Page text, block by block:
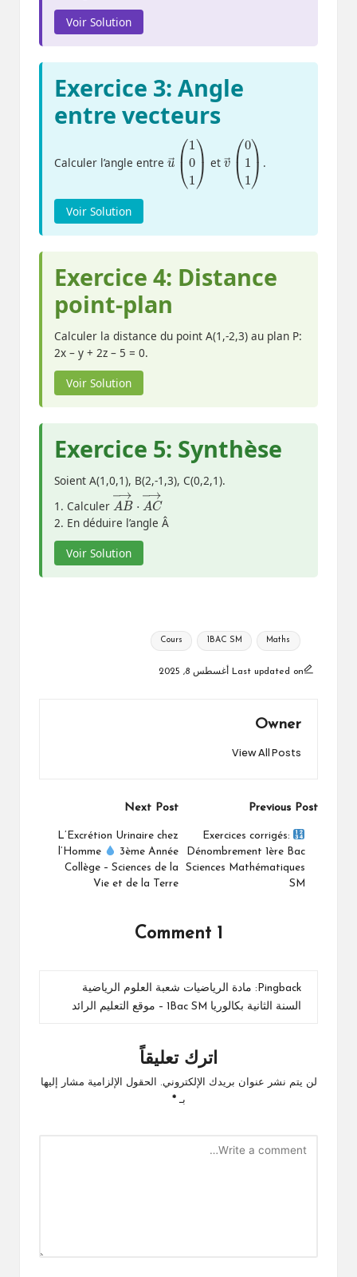
Voir Solution
Exercice 3: Angle
entre vecteurs
Calculer l’angle entre
u → (1 0
1
et
v → (0 1
1
.
Voir Solution
Exercice 4: Distance
point-plan
Calculer la distance du point A(1,-2,3) au plan P:
2x – y + 2z – 5 = 0.
Voir Solution
Exercice 5: Synthèse
Soient A(1,0,1), B(2,-1,3), C(0,2,1).
1. Calculer
AB→⋅A
C→
2. En déduire l’angle Â
Voir Solution
Tags:
Cours 1BAC SM Maths
Last updated on أغسطس 8, 2025
Owner
View All Posts
Post
navigation
Previous Post
Exercices corrigés:
Dénombrement 1ère Bac
Sciences Mathématiques
SM
Next Post
L’Excrétion Urinaire chez
l’Homme
3ème Année
Collège – Sciences de la
Vie et de la Terre
1 Comment
Pingback:
مادة الرياضيات شعبة العلوم الرياضية
السنة الثانية بكالوريا 1Bac SM – موقع التعليم الرائد
اترك تعليقاً
لن يتم نشر عنوان بريدك الإلكتروني.
الحقول الإلزامية مشار إليها
بـ*